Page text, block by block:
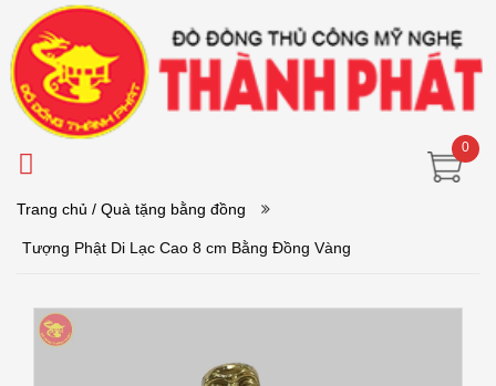
0
Trang chủ / Quà tặng bằng đồng
Tượng Phật Di Lạc Cao 8 cm Bằng Đồng Vàng